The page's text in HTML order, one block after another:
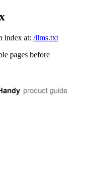
index at: /llms.txt
pages before